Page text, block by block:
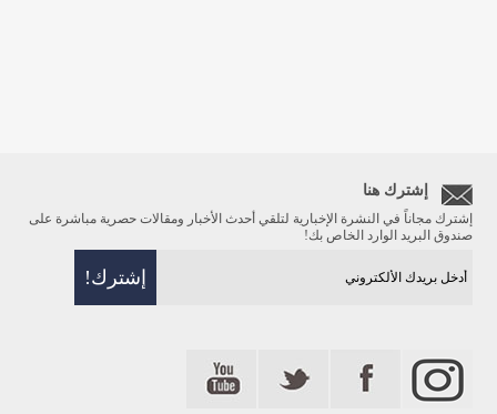
إشترك هنا
إشترك مجاناً في النشرة الإخبارية لتلقي أحدث الأخبار ومقالات حصرية مباشرة على
صندوق البريد الوارد الخاص بك!